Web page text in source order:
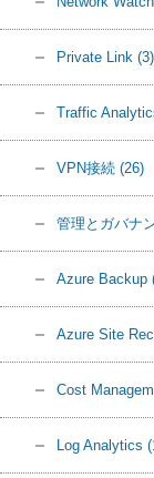
Private Link (3)
Traffic
VPN接続 (26)
管理とガバナ
Azure Backup
Azure Site
Cost
Log Analytics